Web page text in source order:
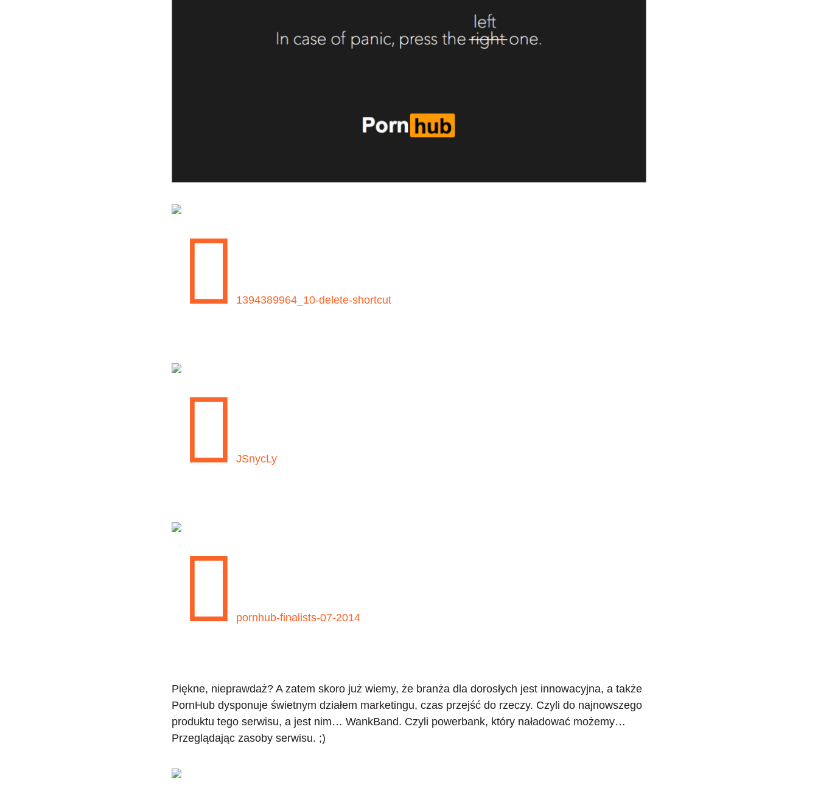
Piękne, nieprawdaż? A zatem skoro już wiemy, że branża dla dorosłych jest innowacyjna, a także
PornHub dysponuje świetnym działem marketingu, czas przejść do rzeczy. Czyli do najnowszego
produktu tego serwisu, a jest nim… WankBand. Czyli powerbank, który naładować możemy…
Przeglądając zasoby serwisu. ;)